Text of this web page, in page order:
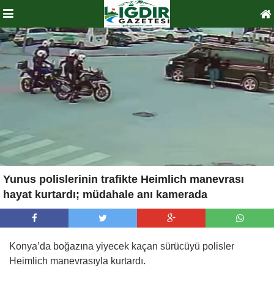
Yunus polislerinin trafikte Heimlich manevrası
hayat kurtardı; müdahale anı kamerada
Konya’da boğazına yiyecek kaçan sürücüyü polisler
Heimlich manevrasıyla kurtardı.